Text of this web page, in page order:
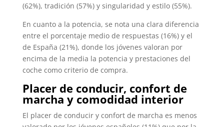
(62%), tradición (57%) y singularidad y estilo (55%).
En cuanto a la potencia, se nota una clara diferencia
entre el porcentaje medio de respuestas (16%) y el
de España (21%), donde los jóvenes valoran por
encima de la media la potencia y prestaciones del
coche como criterio de compra.
Placer de conducir, confort de
marcha y comodidad interior
El placer de conducir y confort de marcha es menos